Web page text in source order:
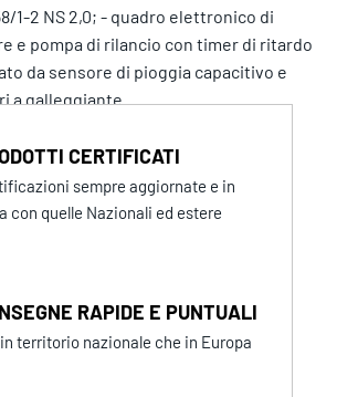
1-2 NS 2,0; - quadro elettronico di
e pompa di rilancio con timer di ritardo
da sensore di pioggia capacitivo e
a galleggiante.
CERTIFICATI
sempre aggiornate e in
con quelle Nazionali ed estere
RAPIDE E PUNTUALI
territorio nazionale che in Europa